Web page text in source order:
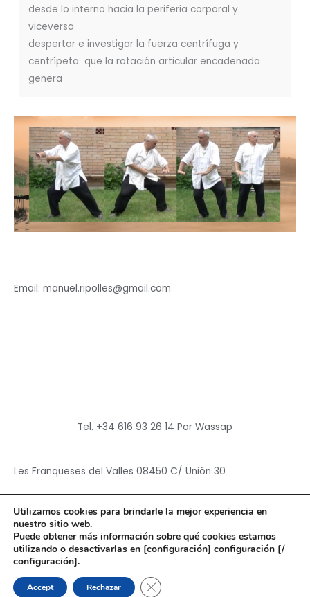
desde lo interno hacia la periferia corporal y
viceversa
despertar e investigar la fuerza centrífuga y
centrípeta que la rotación articular encadenada
genera
Email: manuel.ripolles@gmail.com
Tel. +34 616 93 26 14 Por Wassap
Les Franqueses del Valles 08450 C/ Unión 30
Copyright © 2026Hun Yuan Chen
Powered byHun Yuan Chen
Utilizamos cookies para brindarle la mejor experiencia en
nuestro sitio web.
Puede obtener más información sobre qué cookies estamos
utilizando o desactivarlas en [configuración] configuración [/
configuración].
Accept Rechazar CERRAR EL BANNER DE